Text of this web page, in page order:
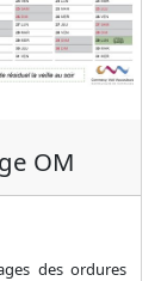
OM
des ordures